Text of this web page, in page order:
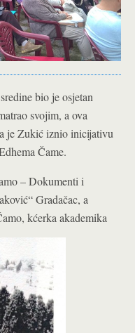
bio je osjetan
svojim, a ova
je Zukić iznio inicijativu
Čame.
– Dokumenti i
Gradačac, a
kćerka akademika